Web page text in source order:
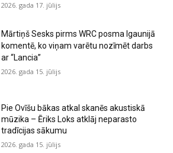
2026. gada 17. jūlijs
Mārtiņš Sesks pirms WRC posma Igaunijā
komentē, ko viņam varētu nozīmēt darbs
ar “Lancia”
2026. gada 15. jūlijs
Pie Ovīšu bākas atkal skanēs akustiskā
mūzika – Ēriks Loks atklāj neparasto
tradīcijas sākumu
2026. gada 15. jūlijs